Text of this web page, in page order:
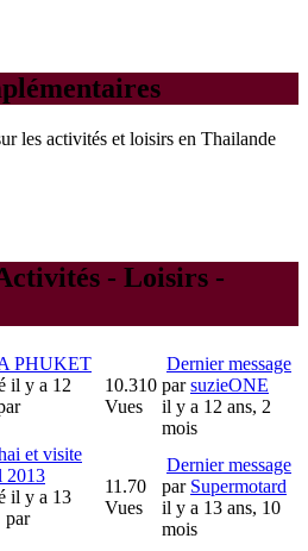
les activités et loisirs en Thailande
- Loisirs -
PHUKET
il y a 12
10.310
Vues
Dernier message
parsuzieONE
il y a 12 ans, 2
mois
et visite
2013
il y a 13
par
11.70
Vues
Dernier message
par Supermotard
il y a 13 ans, 10
mois